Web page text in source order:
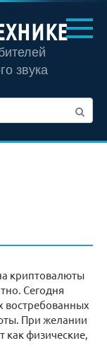
звука
криптовалюты
Сегодня
востребованных
При желании
как физические,